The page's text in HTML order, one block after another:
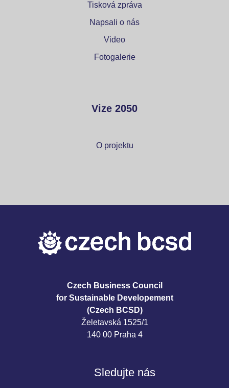
Tisková zpráva
Napsali o nás
Video
Fotogalerie
Vize 2050
O projektu
Czech Business Council
for Sustainable Developement
(Czech BCSD)
Želetavská 1525/1
140 00 Praha 4
Sledujte nás